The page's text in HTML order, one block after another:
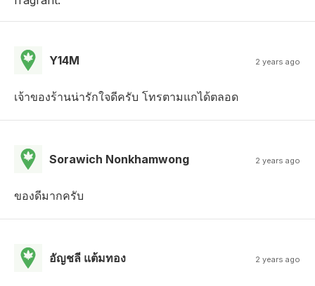
Y14M 2 years ago
เจ้าของร้านน่ารักใจดีครับ โทรตามแกได้ตลอด
Sorawich Nonkhamwong 2 years ago
ของดีมากครับ
อัญชลี แต้มทอง 2 years ago